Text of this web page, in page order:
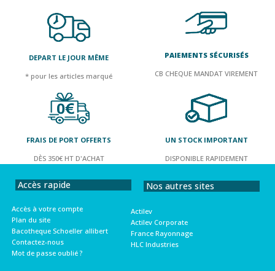
DEPART LE JOUR MÊME
* pour les articles marqué
PAIEMENTS SÉCURISÉS
CB CHEQUE MANDAT VIREMENT
FRAIS DE PORT OFFERTS
DÈS 350€ HT D'ACHAT
UN STOCK IMPORTANT
DISPONIBLE RAPIDEMENT
Accès rapide
Accès à votre compte
Plan du site
Bacotheque Schoeller allibert
Contactez-nous
Mot de passe oublié ?
Nos autres sites
Actilev
Actilev Corporate
France Rayonnage
HLC Industries